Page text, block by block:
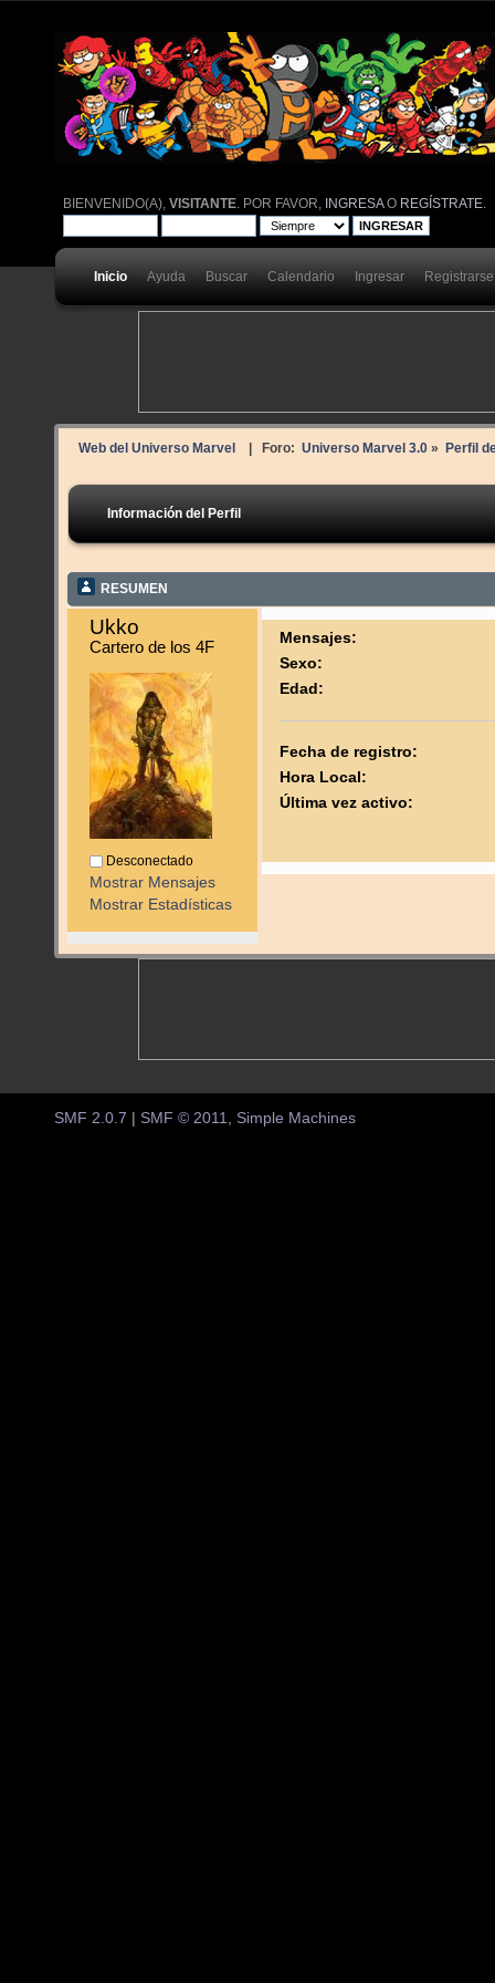
BIENVENIDO(A),VISITANTE . POR FAVOR, INGRESAO REGÍSTRATE
Inicio Ayuda Buscar Calendario Ingresar Registrarse
Web del Universo Marvel | Foro: Universo Marvel 3.0» Perfil
Información del Perfil
RESUMEN
Ukko
Cartero de los 4F
Desconectado
Mostrar Mensajes
Mostrar Estadísticas
Mensajes:
Sexo:
Edad:
Fecha de registro:
Hora Local:
Última vez activo:
SMF 2.0.7 SMF © 2011, Simple Machines